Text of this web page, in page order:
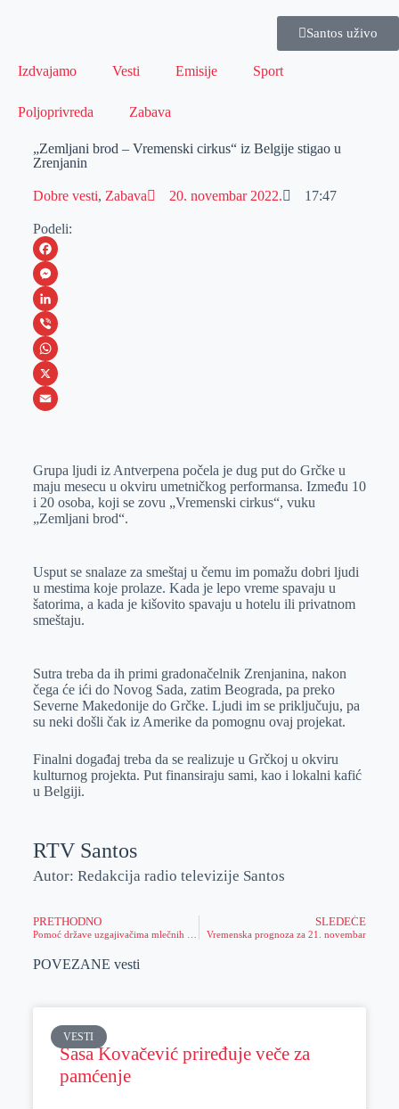
Santos uživo
Izdvajamo Vesti Emisije Sport
Poljoprivreda Zabava
„Zemljani brod – Vremenski cirkus“ iz Belgije stigao u
Zrenjanin
Dobre vesti, Zabava 20. novembar 2022. 17:47
Podeli:
F
a
c
e
b
o
M
e
s
s
e
e
r
L
i
n
k
I
n
V
i
b
W
h
s
A
p
X
a
i
l
Grupa ljudi iz Antverpena počela je dug put do Grčke u
maju mesecu u okviru umetničkog performansa. Između 10
i 20 osoba, koji se zovu „Vremenski cirkus“, vuku
„Zemljani brod“.
Usput se snalaze za smeštaj u čemu im pomažu dobri ljudi
u mestima koje prolaze. Kada je lepo vreme spavaju u
šatorima, a kada je kišovito spavaju u hotelu ili privatnom
smeštaju.
Sutra treba da ih primi gradonačelnik Zrenjanina, nakon
čega će ići do Novog Sada, zatim Beograda, pa preko
Severne Makedonije do Grčke. Ljudi im se priključuju, pa
su neki došli čak iz Amerike da pomognu ovaj projekat.
Finalni događaj treba da se realizuje u Grčkoj u okviru
kulturnog projekta. Put finansiraju sami, kao i lokalni kafić
u Belgiji.
RTV Santos
Autor: Redakcija radio televizije Santos
PRETHODNO SLEDEĆE
Vremenska prognoza za 21. novembar
POVEZANE vesti
VESTI
Sasa Kovačević priređuje veče za
pamćenje